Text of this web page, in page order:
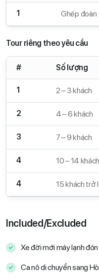
1 Ghép đoàn
Tour riêng theo yêu cầu
# Số lượng
1 2 – 3 khách
2 4 – 6 khách
3 7 – 9 khách
4 10 – 14 khách
4 15 khách trở
Included/Excluded
Xe đời mới máy lạnh
Ca nô di chuyển sang